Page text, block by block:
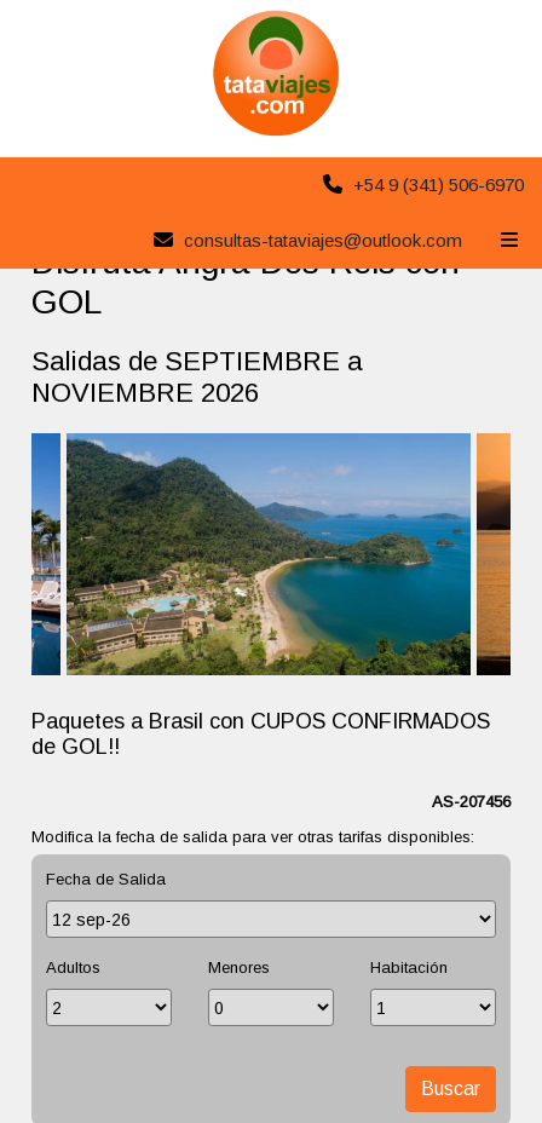
+54 9 (341) 506-6970
consultas-tataviajes@outlook.com
Disfrutá Angra Dos Reis con
GOL
Salidas de SEPTIEMBRE a
NOVIEMBRE 2026
Paquetes a Brasil con CUPOS CONFIRMADOS
de GOL!!
AS-207456
Modifica la fecha de salida para ver otras tarifas disponibles:
Fecha de Salida
Adultos Menores Habitación
Buscar